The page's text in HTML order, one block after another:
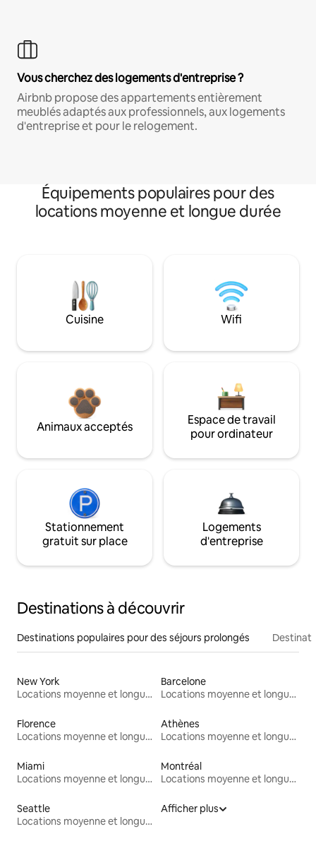
Vous cherchez des logements d'entreprise ?
Airbnb propose des appartements entièrement
meublés adaptés aux professionnels, aux logements
d'entreprise et pour le relogement.
Équipements populaires pour des
locations moyenne et longue durée
Cuisine Wifi
Animaux acceptés
Espace de travail
pour ordinateur
Stationnement
gratuit sur place
Logements
d'entreprise
Destinations à découvrir
Destinations populaires pour des séjours prolongés
New York
Locations moyenne et longue durée
Barcelone
Locations moyenne et longue durée
Florence
Locations moyenne et longue durée
Athènes
Locations moyenne et longue durée
Miami
Locations moyenne et longue durée
Montréal
Locations moyenne et longue durée
Seattle
Locations moyenne et longue durée
Afficher plus